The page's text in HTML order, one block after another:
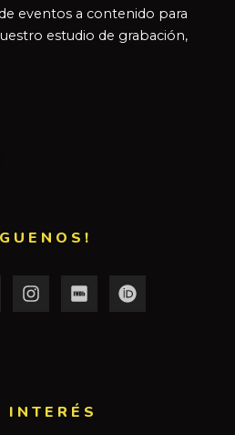
eventos a contenido para
estudio de grabación,
INTERÉS​